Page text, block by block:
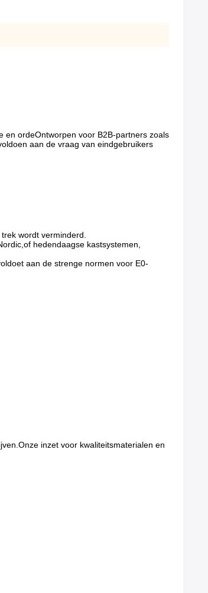
en ordeOntworpen voor B2B-partners zoals
aan de vraag van eindgebruikers
wordt verminderd.
hedendaagse kastsystemen,
aan de strenge normen voor E0-
inzet voor kwaliteitsmaterialen en